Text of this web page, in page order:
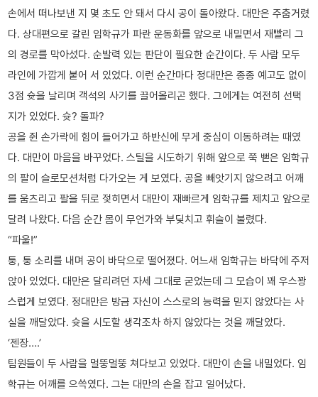
손에서 떠나보낸 지 몇 초도 안 돼서 다시 공이 돌아왔다. 대만은 주춤거렸
다. 상대편으로 갈린 임학규가 파란 운동화를 앞으로 내밀면서 재빨리 그
의 경로를 막아섰다. 순발력 있는 판단이 필요한 순간이다. 두 사람 모두
라인에 가깝게 붙어 서 있었다. 이런 순간마다 정대만은 종종 예고도 없이
3점 슛을 날리며 객석의 사기를 끌어올리곤 했다. 그에게는 여전히 선택
지가 있었다. 슛? 돌파?
공을 쥔 손가락에 힘이 들어가고 하반신에 무게 중심이 이동하려는 때였
다. 대만이 마음을 바꾸었다. 스틸을 시도하기 위해 앞으로 쭉 뻗은 임학규
의 팔이 슬로모션처럼 다가오는 게 보였다. 공을 빼앗기지 않으려고 어깨
를 움츠리고 팔을 뒤로 젖히면서 대만이 재빠르게 임학규를 제치고 앞으로
달려 나왔다. 다음 순간 몸이 무언가와 부딪치고 휘슬이 불렸다.
“파울!”
퉁, 퉁 소리를 내며 공이 바닥으로 떨어졌다. 어느새 임학규는 바닥에 주저
앉아 있었다. 대만은 달리려던 자세 그대로 굳었는데 그 모습이 꽤 우스꽝
스럽게 보였다. 정대만은 방금 자신이 스스로의 능력을 믿지 않았다는 사
실을 깨달았다. 슛을 시도할 생각조차 하지 않았다는 것을 깨달았다.
‘젠장….’
팀원들이 두 사람을 멀뚱멀뚱 쳐다보고 있었다. 대만이 손을 내밀었다. 임
학규는 어깨를 으쓱였다. 그는 대만의 손을 잡고 일어났다.